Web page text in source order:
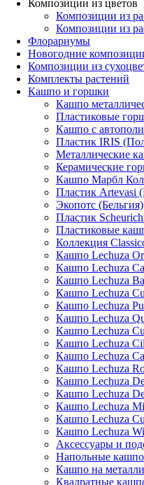
Композиции из цветов
Композиции из
Композиции из
Флорариумы
Новогодние
Композиции из
Комплекты растений
Кашпо и горшки
Кашпо
Пластиковые
Кашпо с
Пластик IRIS
Металлические
Керамические
Кашпо Марбл
Пластик Artevasi
Экопотс (Бельгия)
Пластик
Пластиковые
Коллекция
Кашпо Lechuza
Кашпо Lechuza
Кашпо Lechuza
Кашпо Lechuza
Кашпо Lechuza
Кашпо Lechuza
Кашпо Lechuza
Кашпо Lechuza
Кашпо Lechuza
Кашпо Lechuza
Кашпо Lechuza
Кашпо Lechuza
Кашпо Lechuza
Кашпо Lechuza
Кашпо Lechuza
Аксессуары и
Напольные
Кашпо на
Квадратные